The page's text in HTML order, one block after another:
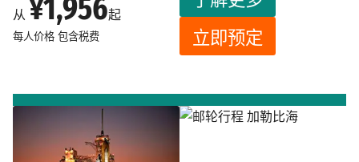
从 ¥1,956起
每人价格 包含税费
立即预定